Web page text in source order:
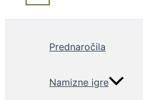
Prednaročila
Namizne igre